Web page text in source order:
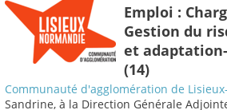
Emploi :
Gestion du
et
(14)
Communauté d'agglomération de
Sandrine, à la Direction Générale